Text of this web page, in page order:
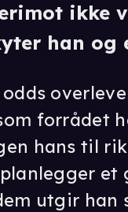
ikke
han
forrådet
hans til
et
utgir han